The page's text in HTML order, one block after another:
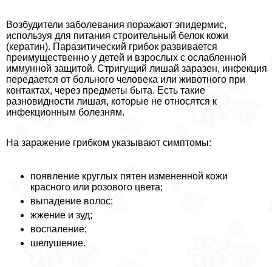
Возбудители заболевания поражают эпидермис,
используя для питания строительный белок кожи
(кератин). Паразитический грибок развивается
преимущественно у детей и взрослых с ослабленной
иммунной защитой. Стригущий лишай заразен, инфекция
передается от больного человека или животного при
контактах, через предметы быта. Есть такие
разновидности лишая, которые не относятся к
инфекционным болезням.
На заражение грибком указывают симптомы:
появление круглых пятен измененной кожи
красного или розового цвета;
выпадение волос;
жжение и зуд;
воспаление;
шелушение.